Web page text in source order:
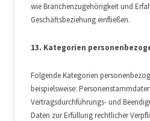
wie Branchenzugehörigkeit und
Geschäftsbeziehung einfließen.
13. Kategorien
Folgende Kategorien
beispielsweise:
Vertragsdurchführungs- und
Daten zur Erfüllung rechtlicher